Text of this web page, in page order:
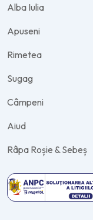
Alba Iulia
Apuseni
Rimetea
Sugag
Câmpeni
Aiud
Râpa Roșie & Sebeș